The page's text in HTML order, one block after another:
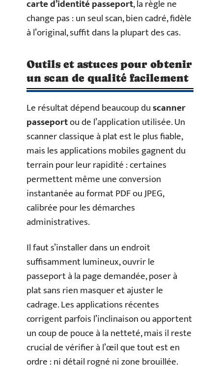
carte d’identité passeport, la règle ne
change pas : un seul scan, bien cadré, fidèle
à l’original, suffit dans la plupart des cas.
Outils et astuces pour obtenir
un scan de qualité facilement
Le résultat dépend beaucoup duscanner
passeportou de l’application utilisée. Un
scanner classique à plat est le plus fiable,
mais les applications mobiles gagnent du
terrain pour leur rapidité : certaines
permettent même une conversion
instantanée au format PDF ou JPEG,
calibrée pour les démarches
administratives.
Il faut s’installer dans un endroit
suffisamment lumineux, ouvrir le
passeport à la page demandée, poser à
plat sans rien masquer et ajuster le
cadrage. Les applications récentes
corrigent parfois l’inclinaison ou apportent
un coup de pouce à la netteté, mais il reste
crucial de vérifier à l’œil que tout est en
ordre : ni détail rogné ni zone brouillée.